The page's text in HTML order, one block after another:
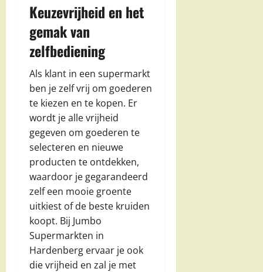
Keuzevrijheid en het
gemak van
zelfbediening
Als klant in een supermarkt
ben je zelf vrij om goederen
te kiezen en te kopen. Er
wordt je alle vrijheid
gegeven om goederen te
selecteren en nieuwe
producten te ontdekken,
waardoor je gegarandeerd
zelf een mooie groente
uitkiest of de beste kruiden
koopt. Bij Jumbo
Supermarkten in
Hardenberg ervaar je ook
die vrijheid en zal je met